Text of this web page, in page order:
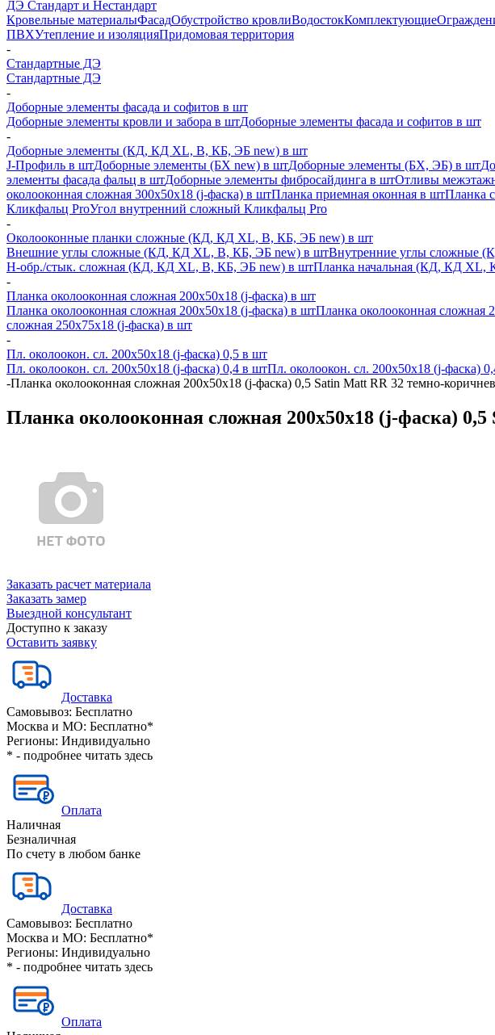
ДЭ Стандарт и Нестандарт
Кровельные материалыФасадОбустройство кровлиВодостокКомплектующие
ПВХУтепление и изоляцияПридомовая территория
-
Стандартные ДЭ
Стандартные ДЭ
-
Доборные элементы фасада и софитов в шт
Доборные элементы кровли и забора в штДоборные элементы фасада и софитов в шт
-
Доборные элементы (КД, КД XL, В, КБ, ЭБ new) в шт
J-Профиль в штДоборные элементы (БХ new) в штДоборные элементы (БХ, ЭБ) в шт
элементы фасада фальц в штДоборные элементы фибросайдинга в штОтливы
околооконная сложная 300х50х18 (j-фаска) в штПланка приемная оконная в штПланка
Кликфальц ProУгол внутренний сложный Кликфальц Pro
-
Околооконные планки сложные (КД, КД XL, В, КБ, ЭБ new) в шт
Внешние углы сложные (КД, КД XL, В, КБ, ЭБ new) в штВнутренние углы сложные
H-обр./стык. сложная (КД, КД XL, В, КБ, ЭБ new) в штПланка начальная (КД, КД XL,
-
Планка околооконная сложная 200х50х18 (j-фаска) в шт
Планка околооконная сложная 200х50х18 (j-фаска) в штПланка околооконная сложная
сложная 250х75х18 (j-фаска) в шт
-
Пл. околоокон. сл. 200х50х18 (j-фаска) 0,5 в шт
Пл. околоокон. сл. 200х50х18 (j-фаска) 0,4 в штПл. околоокон. сл. 200х50х18 (j-фаска)
-Планка околооконная сложная 200х50х18 (j-фаска) 0,5 Satin Matt RR 32 темно-
Планка околооконная сложная 200х50х18 (j-фаска)
Заказать расчет материала
Заказать замер
Выездной консультант
Доступно к заказу
Оставить заявку
Доставка
Самовывоз: Бесплатно
Москва и МО: Бесплатно*
Регионы: Индивидуально
* - подробнее читать здесь
Оплата
Наличная
Безналичная
По счету в любом банке
Доставка
Самовывоз: Бесплатно
Москва и МО: Бесплатно*
Регионы: Индивидуально
* - подробнее читать здесь
Оплата